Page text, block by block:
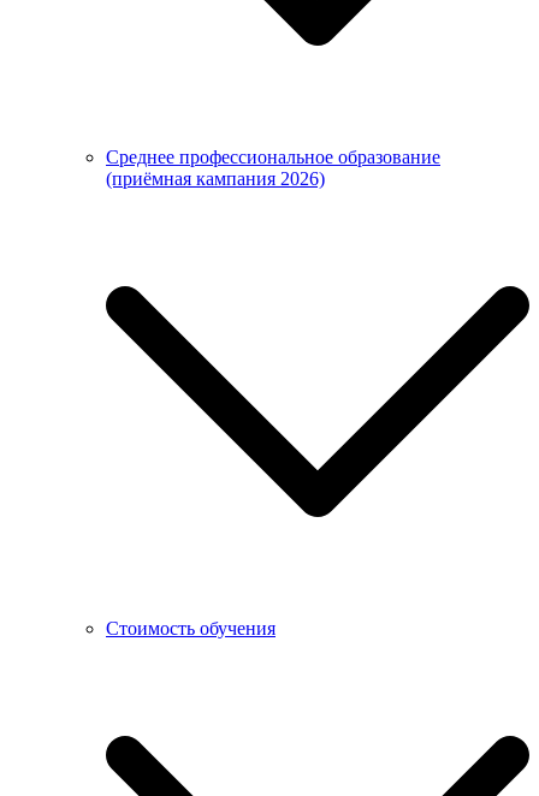
Среднее профессиональное образование
(приёмная кампания 2026)
Стоимость обучения